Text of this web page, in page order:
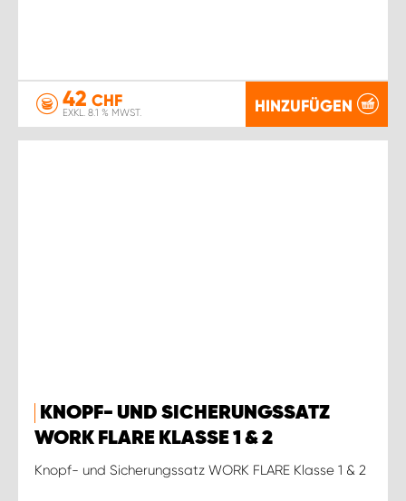
42 CHF
EXKL. 8.1 % MWST. HINZUFÜGEN
KNOPF- UND SICHERUNGSSATZ
WORK FLARE KLASSE 1 & 2
Knopf- und Sicherungssatz WORK FLARE Klasse 1 & 2